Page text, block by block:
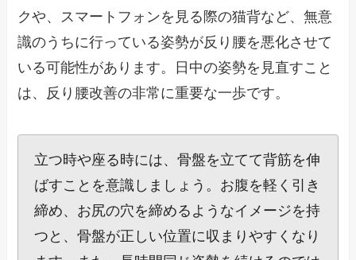
クや、スマートフォンを見る際の猫背など、無意
識のうちに行っている姿勢が反り腰を悪化させて
いる可能性があります。日中の姿勢を見直すこと
は、反り腰改善の非常に重要な一歩です。
立つ時や座る時には、骨盤を立てて背筋を伸
ばすことを意識しましょう。お腹を軽く引き
締め、お尻の穴を締めるようなイメージを持
つと、骨盤が正しい位置に収まりやすくなり